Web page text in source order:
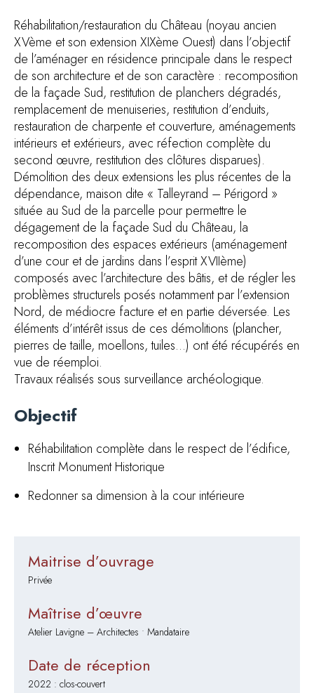
Réhabilitation/restauration du Château (noyau ancien
XVème et son extension XIXème Ouest) dans l’objectif
de l’aménager en résidence principale dans le respect
de son architecture et de son caractère : recomposition
de la façade Sud, restitution de planchers dégradés,
remplacement de menuiseries, restitution d’enduits,
restauration de charpente et couverture, aménagements
intérieurs et extérieurs, avec réfection complète du
second œuvre, restitution des clôtures disparues).
Démolition des deux extensions les plus récentes de la
dépendance, maison dite « Talleyrand – Périgord »
située au Sud de la parcelle pour permettre le
dégagement de la façade Sud du Château, la
recomposition des espaces extérieurs (aménagement
d’une cour et de jardins dans l’esprit XVIIème)
composés avec l’architecture des bâtis, et de régler les
problèmes structurels posés notamment par l’extension
Nord, de médiocre facture et en partie déversée. Les
éléments d’intérêt issus de ces démolitions (plancher,
pierres de taille, moellons, tuiles…) ont été récupérés en
vue de réemploi.
Travaux réalisés sous surveillance archéologique.
Objectif
Réhabilitation complète dans le respect de l’édifice,
Inscrit Monument Historique
Redonner sa dimension à la cour intérieure
Maitrise d’ouvrage
Privée
Maîtrise d’œuvre
Atelier Lavigne – Architectes • Mandataire
Date de réception
2022 : clos-couvert